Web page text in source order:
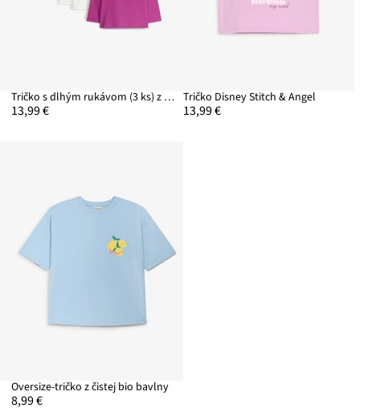
Tričko s dlhým rukávom (3 ks) z bio bavlny
13,99 €
Tričko Disney Stitch & Angel
13,99 €
Oversize-tričko z čistej bio bavlny
8,99 €